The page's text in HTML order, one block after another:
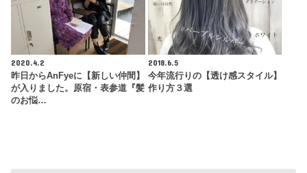
2020.4.2
昨日からAnFyeに【新しい仲間】
が入りました。原宿・表参道『髪
のお悩…
2018.6.5
今年流行りの【透け感スタイル】
作り方３選